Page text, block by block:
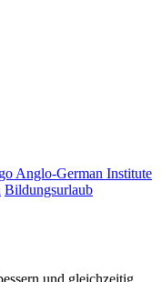
Bildungsurlaub
und gleichzeitig